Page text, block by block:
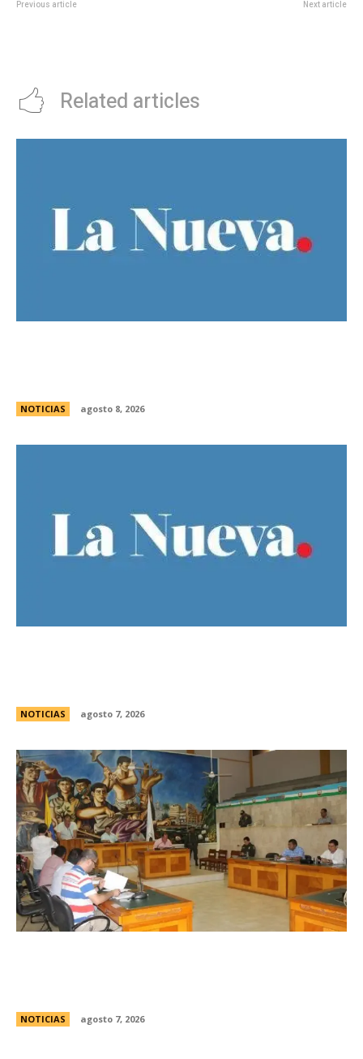
Previous article Next article
Related articles
NOTICIAS agosto 8, 2026
NOTICIAS agosto 7, 2026
NOTICIAS agosto 7, 2026